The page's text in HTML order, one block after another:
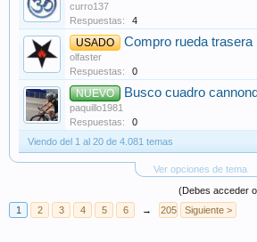
curro137
Respuestas:
4
USADO Compro rueda trasera
olfaster
Respuestas:
0
NUEVO Busco cuadro
paquillo1981
Respuestas:
0
Viendo del 1 al 20 de 4.081 temas
Ver opciones de tema
(Debes acceder
1
2 3 4 5 6 → 205 Siguiente >